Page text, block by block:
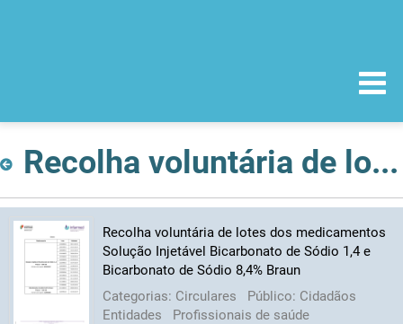
Recolha voluntária de lotes dos medicamentos Solução Injetável Bicarbonato de Sódio 1,4 e Bicarbonato de Sódio 8,4% Braun
Recolha voluntária de lotes dos medicamentos
Solução Injetável Bicarbonato de Sódio 1,4 e
Bicarbonato de Sódio 8,4% Braun
Categorias: Circulares Público: Cidadãos
Entidades
Profissionais de saúde